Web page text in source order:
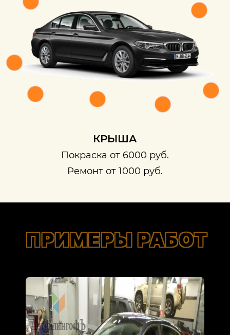
КРЫША
Покраска от 6000 руб.
Ремонт от 1000 руб.
ПРИМЕРЫ РАБОТ